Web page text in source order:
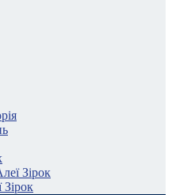
Зірок
Зірок